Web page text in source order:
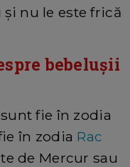
nu le este frică
bebelușii
fie în zodia
în zodia Rac
de Mercur sau